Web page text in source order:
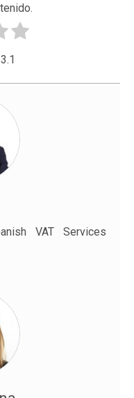
3.1
VAT Services